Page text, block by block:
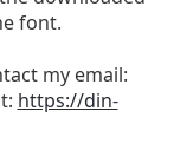
font.
my email:
https://din-